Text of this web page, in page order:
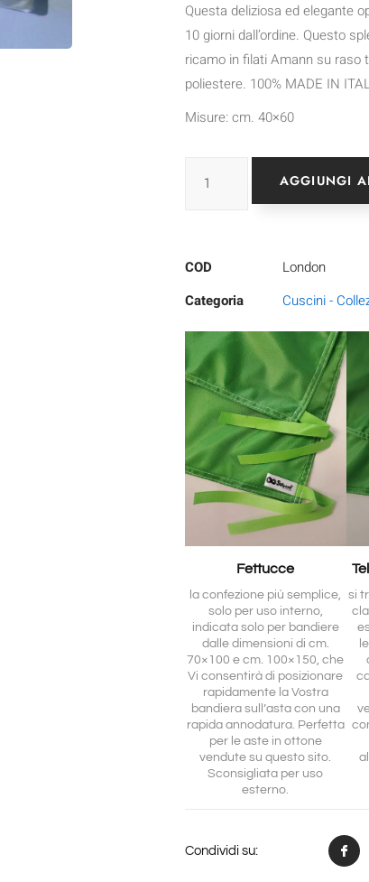
Questa deliziosa ed elegante
10 giorni dall’ordine. Questo
ricamo in filati Amann su raso
poliestere. 100% MADE IN
Misure: cm. 40×60
AGGIUNGI
COD
London
Categoria
Cuscini -
Fettucce
la confezione più semplice,
solo per uso interno,
indicata solo per bandiere
dalle dimensioni di cm.
70×100 e cm. 100×150, che
Vi consentirà di posizionare
rapidamente la Vostra
bandiera sull’asta con una
rapida annodatura. Perfetta
per le aste in ottone
vendute su questo sito.
Sconsigliata per uso
esterno.
si
Condividi su: